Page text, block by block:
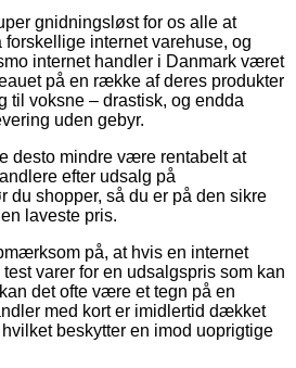
gnidningsløst for os alle at
internet varehuse, og
internet handler i Danmark været
på en række af deres produkter
til voksne – drastisk, og endda
uden gebyr.
desto mindre være rentabelt at
efter udsalg på
du shopper, så du er på den sikre
laveste pris.
på, at hvis en internet
varer for en udsalgspris som kan
det ofte være et tegn på en
med kort er imidlertid dækket
beskytter en imod uoprigtige